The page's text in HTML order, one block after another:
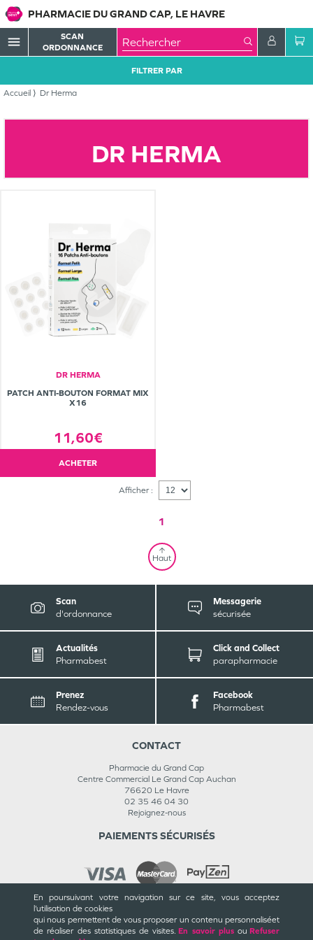
En poursuivant votre navigation sur ce site, vous acceptez
l’utilisation de cookies
qui nous permettent de vous proposer un contenu personnaliséet
de réaliser des statistiques de visites. En savoir plusou Refuser
PHARMACIE DU GRAND CAP, LE HAVRE
menu
SCAN
ORDONNANCE
Accueil Dr Herma
FILTRER PAR
DR HERMA
DR HERMA
PATCH ANTI-BOUTON FORMAT MIX
X16
11,60€
ACHETER
Afficher :
1
Haut
Scan
d'ordonnance
Messagerie
sécurisée
Actualités
Pharmabest
Click and Collect
parapharmacie
Prenez
Rendez-vous
Facebook
Pharmabest
CONTACT
Pharmacie du Grand Cap
Centre Commercial Le Grand Cap Auchan
76620 Le Havre
02 35 46 04 30
Rejoignez-nous
CGU / CGV
PAIEMENTS SÉCURISÉS